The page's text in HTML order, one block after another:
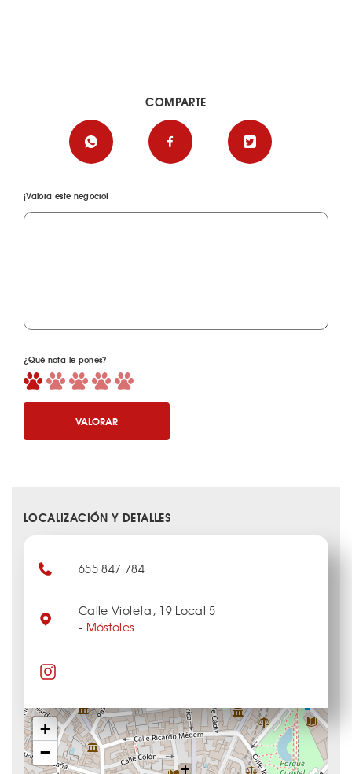
¡Valora este negocio!
¿Qué nota le pones?
VALORAR
COMPARTE
LOCALIZACIÓN Y DETALLES
+
−
655 847 784
Calle Violeta, 19 Local 5
- Móstoles